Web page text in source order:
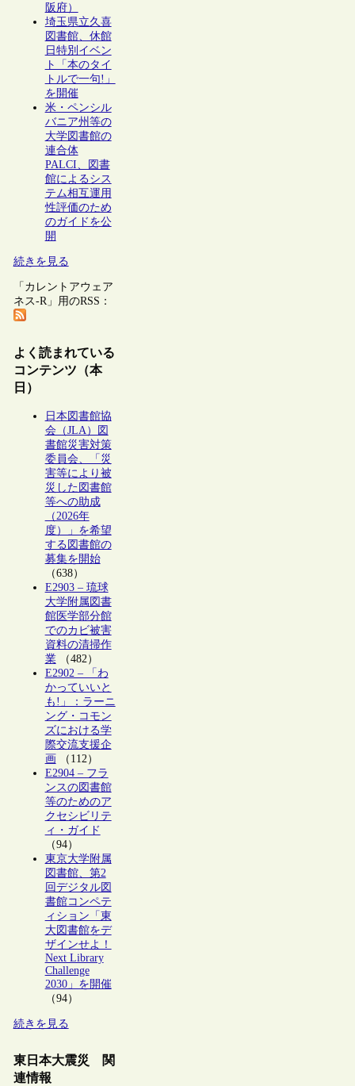
阪府）
埼玉県立久喜
図書館、休館
日特別イベン
ト「本のタイ
トルで一句!」
を開催
米・ペンシル
バニア州等の
大学図書館の
連合体
PALCI、図書
館によるシス
テム相互運用
性評価のため
のガイドを公
開
続きを見る
「カレントアウェア
ネス-R」用のRSS：
よく読まれている
コンテンツ（本
日）
日本図書館協
会（JLA）図
書館災害対策
委員会、「災
害等により被
災した図書館
等への助成
（2026年
度）」を希望
する図書館の
募集を開始
（638）
E2903 – 琉球
大学附属図書
館医学部分館
でのカビ被害
資料の清掃作
業（482）
E2902 – 「わ
かっていいと
も!」：ラーニ
ング・コモン
ズにおける学
際交流支援企
画 （112）
E2904 – フラ
ンスの図書館
等のためのア
クセシビリテ
ィ・ガイド
（94）
東京大学附属
図書館、第2
回デジタル図
書館コンペテ
ィション「東
大図書館をデ
ザインせよ！
Next Library
Challenge
2030」を開催
（94）
続きを見る
東日本大震災 関
連情報